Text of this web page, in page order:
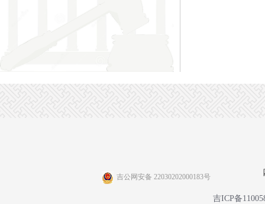
吉公网安备 22030202000183号
吉ICP备